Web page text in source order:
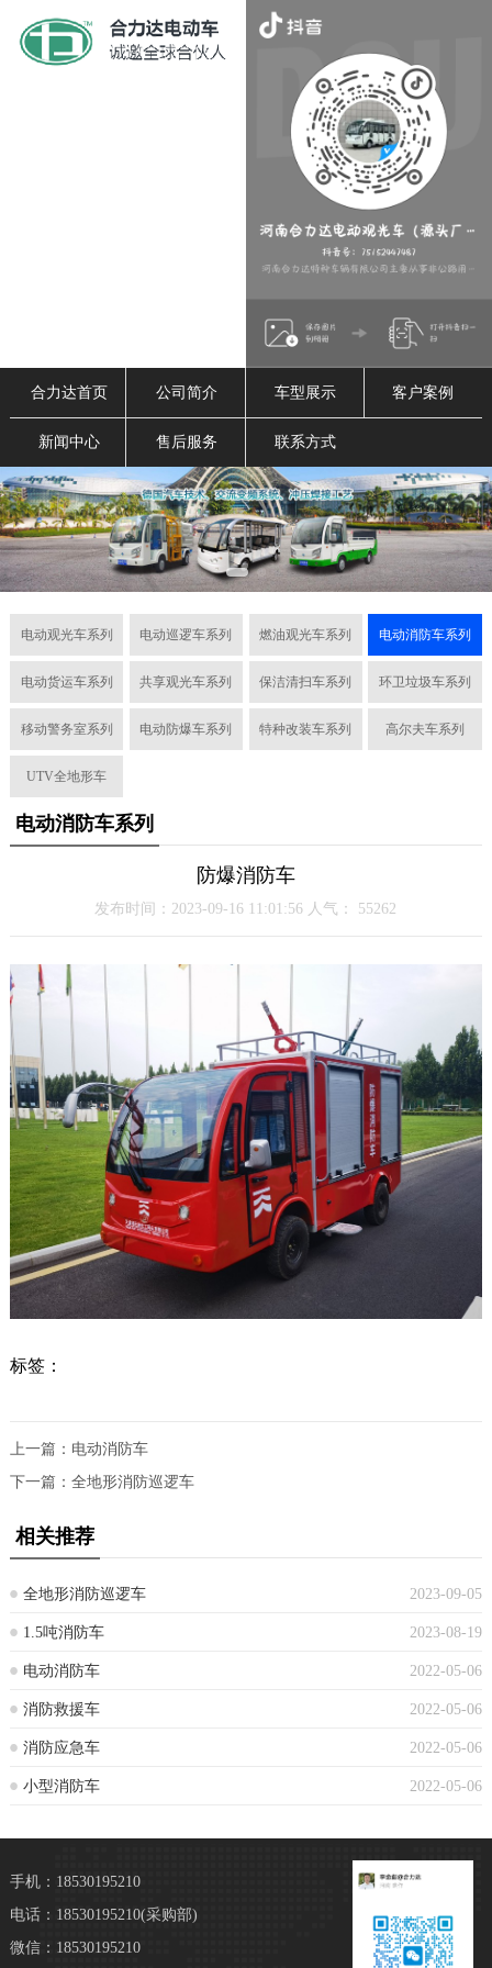
合力达首页 公司简介 车型展示 客户案例
新闻中心 售后服务 联系方式
电动观光车系列 电动巡逻车系列 燃油观光车系列 电动消防车系列
电动货运车系列 共享观光车系列 保洁清扫车系列 环卫垃圾车系列
移动警务室系列 电动防爆车系列 特种改装车系列 高尔夫车系列
UTV全地形车
电动消防车系列
防爆消防车
发布时间：2023-09-16 11:01:56 人气： 55262
标签：
上一篇： 电动消防车
下一篇： 全地形消防巡逻车
相关推荐
2023-09-05
全地形消防巡逻车
2023-08-19
1.5吨消防车
2022-05-06
电动消防车
2022-05-06
消防救援车
2022-05-06
消防应急车
2022-05-06
小型消防车
手机：18530195210
电话：18530195210(采购部)
微信：18530195210